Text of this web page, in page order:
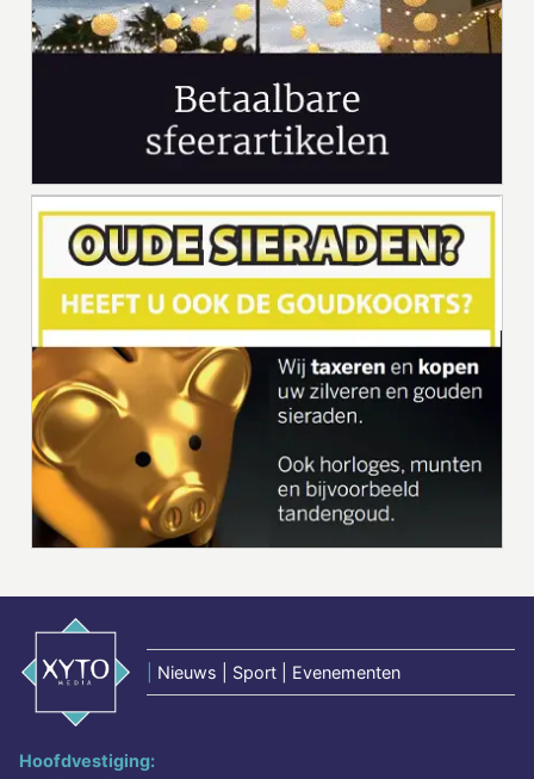
Nieuws | Sport | Evenementen
Hoofdvestiging: